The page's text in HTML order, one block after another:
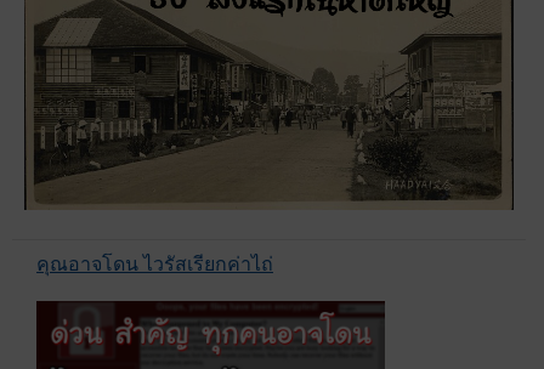
คุณอาจโดน ไวรัสเรียกค่าไถ่